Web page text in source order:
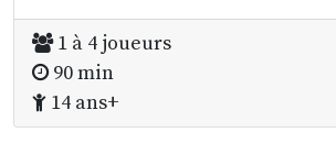
1 à 4 joueurs
90 min
14 ans+